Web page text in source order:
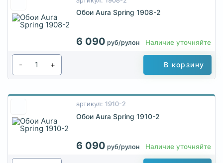
Обои Aura Spring 1908-2
6 090 руб/рулон Наличие уточняйте
- + В корзину
артикул: 1910-2
Обои Aura Spring 1910-2
6 090 руб/рулон Наличие уточняйте